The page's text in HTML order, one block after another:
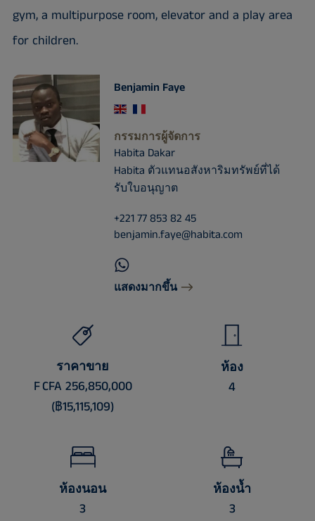
gym, a multipurpose room, elevator and a play area
for children.
Benjamin Faye
กรรมการผู้จัดการ
Habita Dakar
Habita ตัวแทนอสังหาริมทรัพย์ที่ได้
รับใบอนุญาต
+221 77 853 82 45
benjamin.faye@habita.com
แสดงมากขึ้น
ราคาขาย
F CFA 256,850,000
(฿15,115,109)
ห้อง
4
ห้องนอน
3
ห้องน้ำ
3